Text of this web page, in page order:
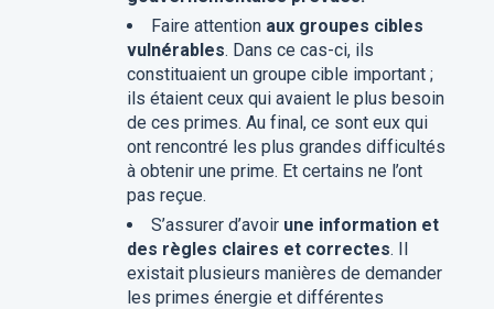
Faire attention aux groupes cibles
vulnérables. Dans ce cas-ci, ils
constituaient un groupe cible important ;
ils étaient ceux qui avaient le plus besoin
de ces primes. Au final, ce sont eux qui
ont rencontré les plus grandes difficultés
à obtenir une prime. Et certains ne l’ont
pas reçue.
S’assurer d’avoir une information et
des règles claires et correctes. Il
existait plusieurs manières de demander
les primes énergie et différentes